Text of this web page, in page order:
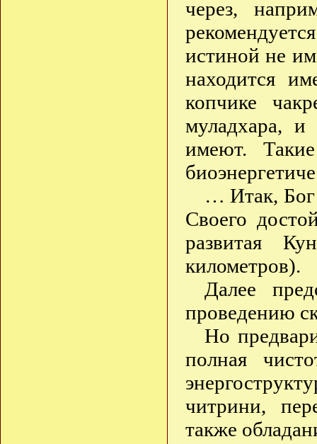
через,
истиной не
находится
копчике
муладхара,
имеют.
… Итак, Бог
Своего
развитая
километров).
Далее
проведению
Но
полная
читрини,
также